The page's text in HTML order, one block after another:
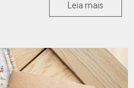
Leia mais